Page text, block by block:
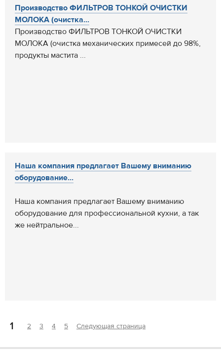
Производство ФИЛЬТРОВ ТОНКОЙ ОЧИСТКИ
МОЛОКА (очистка...
Производство ФИЛЬТРОВ ТОНКОЙ ОЧИСТКИ
МОЛОКА (очистка механических примесей до 98%,
продукты мастита ...
Наша компания предлагает Вашему вниманию
оборудование...
Наша компания предлагает Вашему вниманию
оборудование для профессиональной кухни, а так
же нейтральное...
1 2 3 4 5 Следующая страница